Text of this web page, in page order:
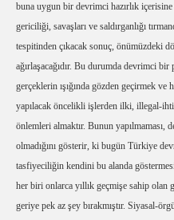
buna uygun bir devrimci hazırlık
gericiliği, savaşları ve saldırganlığı
tespitinden çıkacak sonuç, önümüzdeki
ağırlaşacağıdır. Bu durumda devrimci
gerçeklerin ışığında gözden geçirmek ve
yapılacak öncelikli işlerden ilki, illegal-
önlemleri almaktır. Bunun yapılmaması,
olmadığını gösterir, ki bugün Türkiye
tasfiyeciliğin kendini bu alanda
her biri onlarca yıllık geçmişe sahip olan
geriye pek az şey bırakmıştır. Siyasal-